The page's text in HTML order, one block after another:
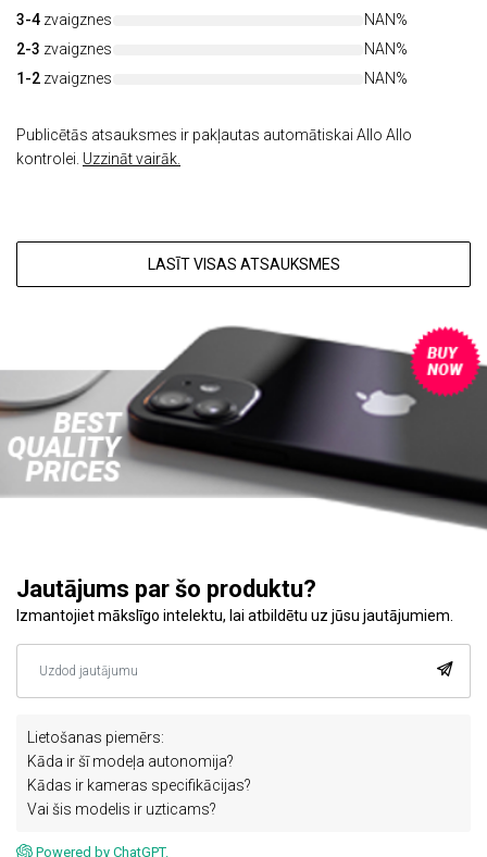
3-4 zvaigznes
NAN%
2-3 zvaigznes
NAN%
1-2 zvaigznes NAN%
Publicētās atsauksmes ir pakļautas automātiskai Allo Allo
kontrolei. Uzzināt vairāk.
LASĪT VISAS ATSAUKSMES
Jautājums par šo produktu?
Izmantojiet mākslīgo intelektu, lai atbildētu uz jūsu jautājumiem.
Lietošanas piemērs:
Kāda ir šī modeļa autonomija?
Kādas ir kameras specifikācijas?
Vai šis modelis ir uzticams?
Powered by ChatGPT.